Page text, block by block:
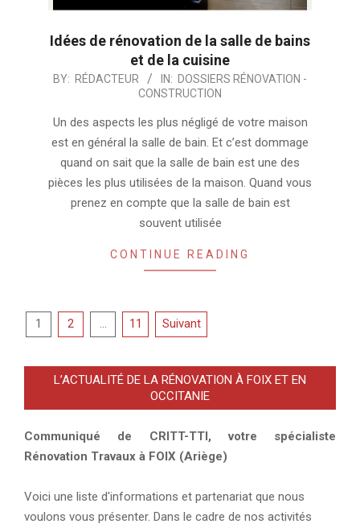
Idées de rénovation de la salle de bains
et de la cuisine
2024-
28
BY: RÉDACTEUR IN: DOSSIERS RÉNOVATION -
CONSTRUCTION
Un des aspects les plus négligé de votre maison
est en général la salle de bain. Et c’est dommage
quand on sait que la salle de bain est une des
pièces les plus utilisées de la maison. Quand vous
prenez en compte que la salle de bain est
souvent utilisée
CONTINUE READING
Pagination
publications
1 2 … 11 Suivant
L’ACTUALITÉ DE LA RÉNOVATION À FOIX ET EN
OCCITANIE
Communiqué de CRITT-TTI, votre spécialiste
Rénovation Travaux à FOIX (Ariège)
Voici une liste d'informations et partenariat que nous
voulons vous présenter. Dans le cadre de nos activités